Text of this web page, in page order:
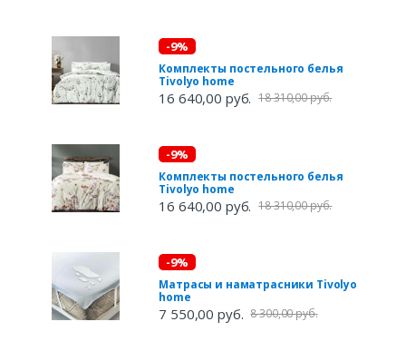
-9%
Комплекты постельного белья
Tivolyo home
16 640,00 руб. 18 310,00 руб.
-9%
Комплекты постельного белья
Tivolyo home
16 640,00 руб. 18 310,00 руб.
-9%
Матрасы и наматрасники Tivolyo
home
7 550,00 руб. 8 300,00 руб.